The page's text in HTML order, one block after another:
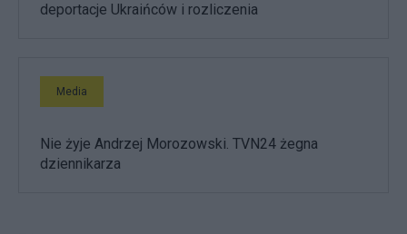
deportacje Ukraińców i rozliczenia
Media
Nie żyje Andrzej Morozowski. TVN24 żegna
dziennikarza